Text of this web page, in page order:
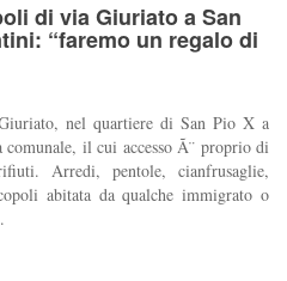
di via Giuriato a San
“faremo un regalo di
nel quartiere di San Pio X a
il cui accesso Ã¨ proprio di
Arredi, pentole, cianfrusaglie,
abitata da qualche immigrato o